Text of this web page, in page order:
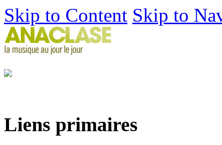
Skip to Content Skip to
Liens primaires